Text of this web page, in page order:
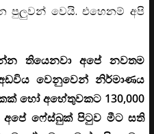
පුලුවන් වෙයි. එහෙනම් අපි
තියෙනවා අපේ නවතම
වෙනුවෙන් නිර්මාණය
හෝ අහේතුවකට 130,000
ෆේස්බුක් පිටුව මීට සති